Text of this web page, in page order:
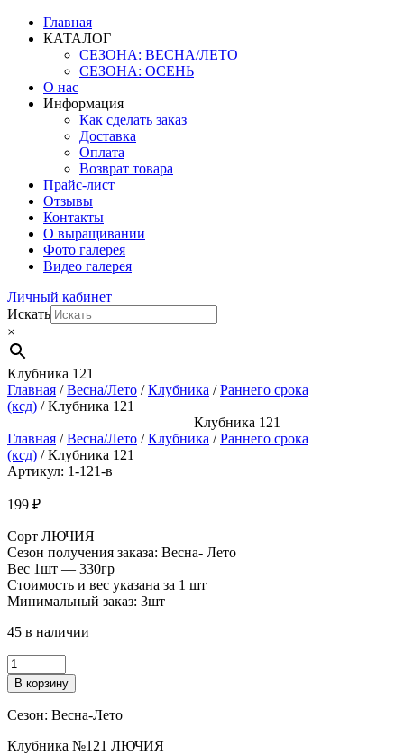
Главная
КАТАЛОГ
СЕЗОНА: ВЕСНА/ЛЕТО
СЕЗОНА: ОСЕНЬ
О нас
Информация
Как сделать заказ
Доставка
Оплата
Возврат товара
Прайс-лист
Отзывы
Контакты
О выращивании
Фото галерея
Видео галерея
Личный кабинет
Искать
×
Клубника 121
Главная /Весна/Лето /Клубника /Раннего срока
(ксд) / Клубника 121
Клубника 121
Главная /Весна/Лето /Клубника /Раннего срока
(ксд) / Клубника 121
Артикул: 1-121-в
199 ₽
Сорт ЛЮЧИЯ
Сезон получения заказа: Весна- Лето
Вес 1шт — 330гр
Стоимость и вес указана за 1 шт
Минимальный заказ: 3шт
45 в наличии
Количество
товара
Клубника
121
В корзину
Сезон: Весна-Лето
Клубника №121 ЛЮЧИЯ